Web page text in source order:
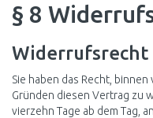
§ 8
Widerrufsrecht
Sie haben das Recht,
Gründen diesen Vertrag zu
vierzehn Tage ab dem Tag,